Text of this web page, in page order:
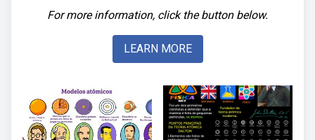
For more information, click the button below.
LEARN MORE